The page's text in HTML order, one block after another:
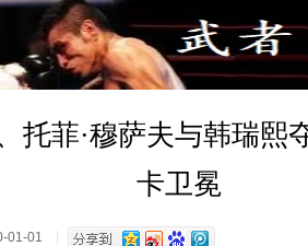
托菲·穆萨夫与韩瑞熙
卡卫冕
01-01